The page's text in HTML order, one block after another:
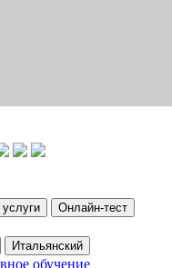
Онлайн-тест
Итальянский
обучение